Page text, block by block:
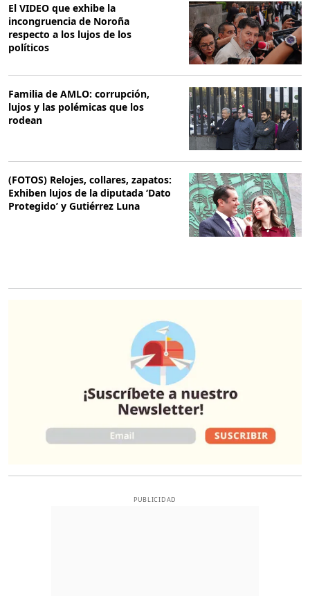
El VIDEO que exhibe la
incongruencia de Noroña
respecto a los lujos de los
políticos
Familia de AMLO: corrupción,
lujos y las polémicas que los
rodean
(FOTOS) Relojes, collares, zapatos:
Exhiben lujos de la diputada ‘Dato
Protegido’ y Gutiérrez Luna
PUBLICIDAD